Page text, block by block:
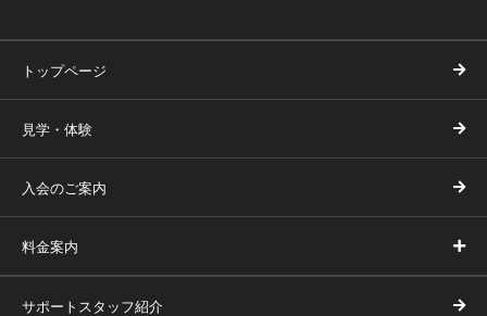
トップページ
見学・体験
入会のご案内
料金案内
サポートスタッフ紹介